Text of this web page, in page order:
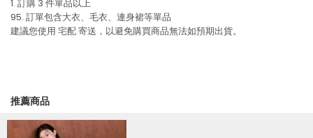
1. 訂購 3 件單品以上
95. 訂單包含大衣、毛衣、連身裙等單品
建議您使用 宅配寄送，以避免購買商品無法如預期出貨。
推薦商品